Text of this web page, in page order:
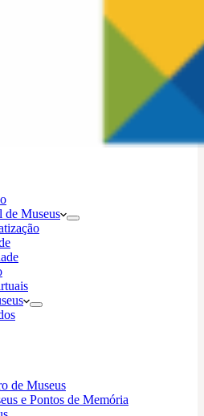
de Museus
de Museus
e Pontos de Memória